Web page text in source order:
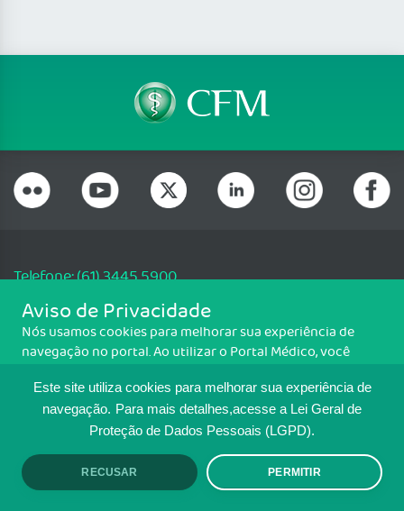
Este site utiliza cookies para melhorar sua experiência de
navegação. Para mais detalhes,acesse a Lei Geral de
Proteção de Dados Pessoais (LGPD).
RECUSAR PERMITIR
Telefone: (61) 3445 5900
Email: cfm@portalmedico.org.br
SGAS 616, Conjunto D, Lote 115, L2 Sul, Brasília/DF - CEP: 70200-760 -
CNPJ: 33.583.550/0001-30
MAPA DO SITE
TRANSPARÊNCIA E PRESTAÇÃO DE
CONTAS
Aviso de Privacidade
Nós usamos cookies para melhorar sua experiência de
navegação no portal. Ao utilizar o Portal Médico, você
Para ter mais informações sobre como isso é feito, acesse
Política de cookies. Se você concorda, clique em ACEITO.
ACEITO